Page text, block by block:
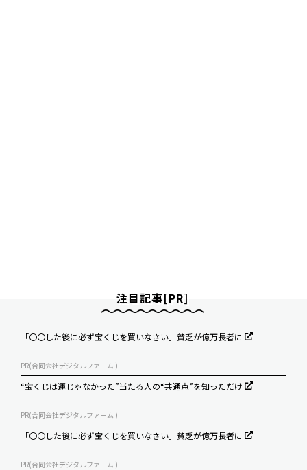
注目記事[PR]
「〇〇した後に必ず宝くじを買いなさい」貧乏が億万長者に
PR(合同会社デジタルファーム )
“宝くじは運じゃなかった”当たる人の“共通点”を知っただけ
PR(合同会社デジタルファーム )
「〇〇した後に必ず宝くじを買いなさい」貧乏が億万長者に
PR(合同会社デジタルファーム )